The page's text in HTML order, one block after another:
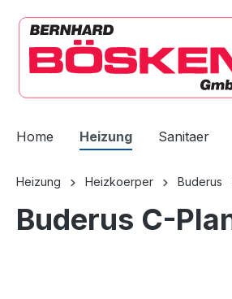
Zur Hauptnavigation
Home Heizung Sanitaer
Heizung Heizkoerper Buderus
Buderus C-